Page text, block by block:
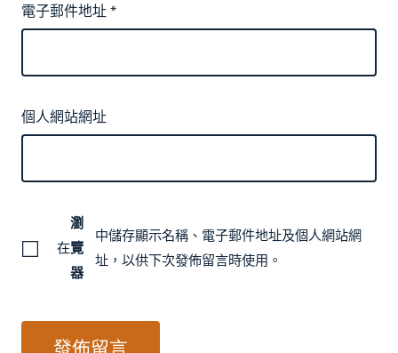
電子郵件地址*
個人網站網址
在
瀏
覽
器
中儲存顯示名稱、電子郵件地址及個人網站網
址，以供下次發佈留言時使用。